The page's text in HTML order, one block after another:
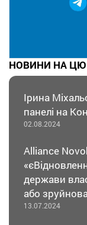
НОВИНИ НА
Ірина
панелі на
02.08.2024
Alliance
держави
або
13.07.2024